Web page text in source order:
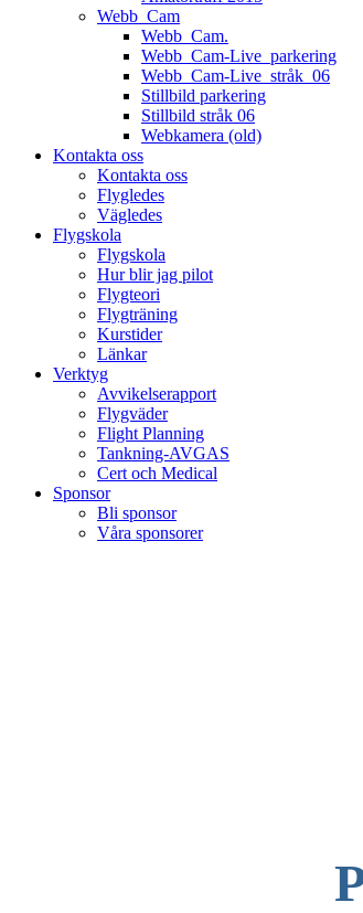
Webb_Cam
Webb_Cam.
Webb_Cam-Live_parkering
Webb_Cam-Live_stråk_06
Stillbild parkering
Stillbild stråk 06
Webkamera (old)
Kontakta oss
Kontakta oss
Flygledes
Vägledes
Flygskola
Flygskola
Hur blir jag pilot
Flygteori
Flygträning
Kurstider
Länkar
Verktyg
Avvikelserapport
Flygväder
Flight Planning
Tankning-AVGAS
Cert och Medical
Sponsor
Bli sponsor
Våra sponsorer